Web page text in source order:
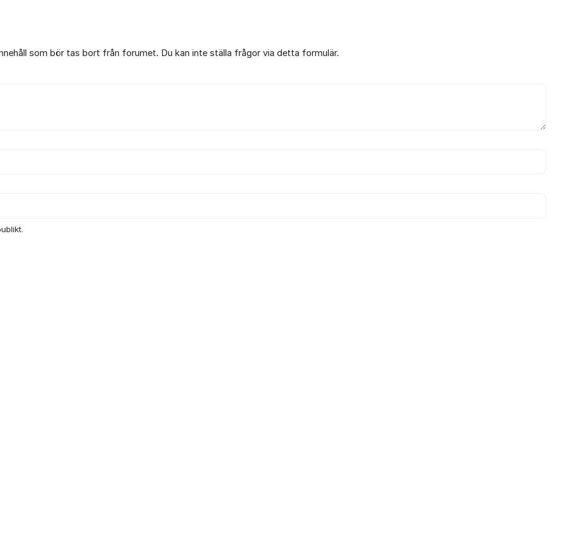
som bör tas bort från forumet. Du kan inte ställa frågor via detta formulär.